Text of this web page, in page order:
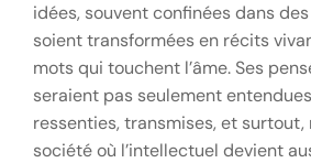
idées, souvent confinées dans
soient transformées en récits
mots qui touchent l’âme. Ses
seraient pas seulement
ressenties, transmises, et surtout,
société où l’intellectuel devient